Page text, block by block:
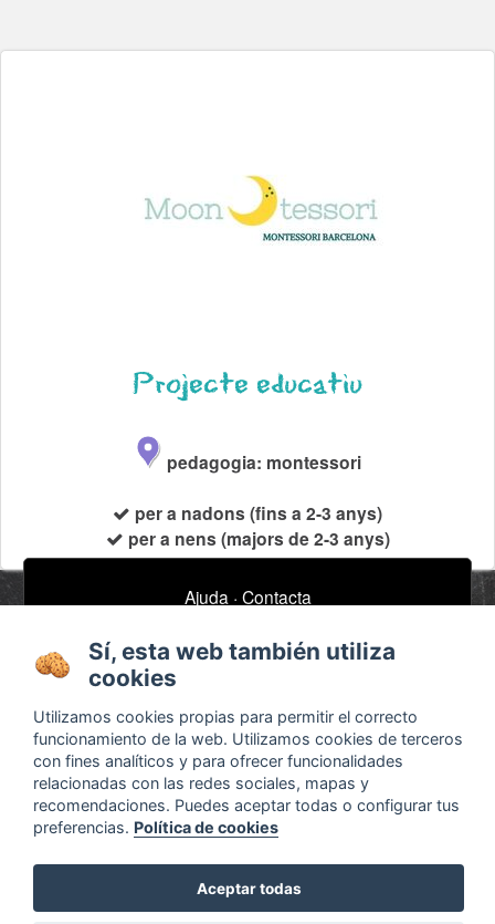
Projecte educatiu
pedagogia: montessori
per a nadons (fins a 2-3 anys)
per a nens (majors de 2-3 anys)
Ajuda · Contacta
Subscriu-te al nostre butlletí de notícies
email
Sobre
Termes i condicions
Configurar cookies
Anuncis / Feina
Timeline
Bibliografia
Sí, esta web también utiliza
cookies
Utilizamos cookies propias para permitir el correcto
funcionamiento de la web. Utilizamos cookies de terceros
con fines analíticos y para ofrecer funcionalidades
relacionadas con las redes sociales, mapas y
recomendaciones. Puedes aceptar todas o configurar tus
preferencias. Política de cookies
Aceptar todas